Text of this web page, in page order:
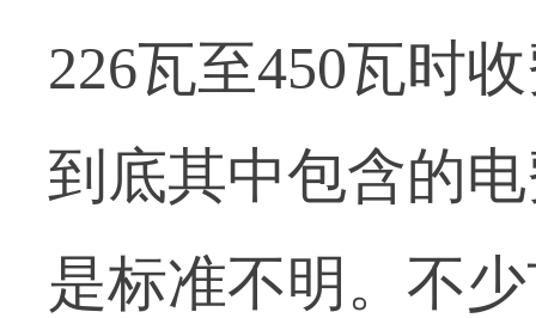
226瓦至450瓦时
到底其中包含的
是标准不明。不